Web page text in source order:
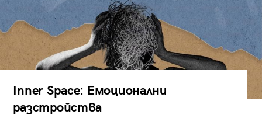
Inner Space: Емоционални
разстройства